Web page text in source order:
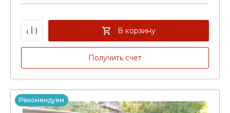
Получить счет
В корзину
Рекомендуем